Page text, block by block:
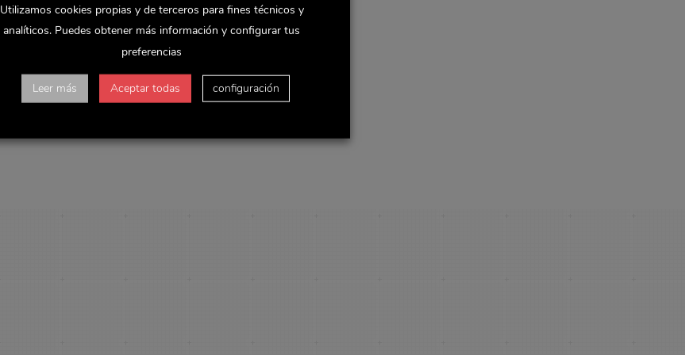
Utilizamos cookies propias y de terceros para fines técnicos y
analíticos. Puedes obtener más información y configurar tus
preferencias
Leer más Aceptar todas configuración